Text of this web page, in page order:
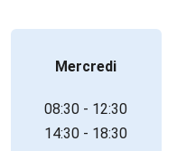
Mercredi
08:30 - 12:30
14:30 - 18:30